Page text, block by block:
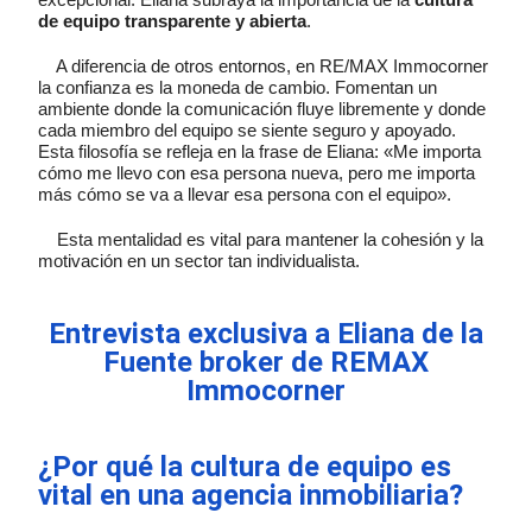
de equipo transparente y abierta.
A diferencia de otros entornos, en RE/MAX Immocorner
la confianza es la moneda de cambio. Fomentan un
ambiente donde la comunicación fluye libremente y donde
cada miembro del equipo se siente seguro y apoyado.
Esta filosofía se refleja en la frase de Eliana: «Me importa
cómo me llevo con esa persona nueva, pero me importa
más cómo se va a llevar esa persona con el equipo».
Esta mentalidad es vital para mantener la cohesión y la
motivación en un sector tan individualista.
Entrevista exclusiva a Eliana de la
Fuente broker de REMAX
Immocorner
¿Por qué la cultura de equipo es
vital en una agencia inmobiliaria?